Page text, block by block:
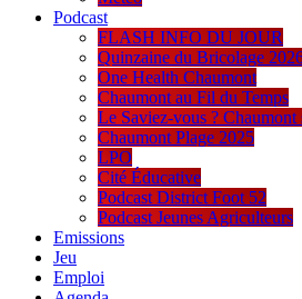
Podcast
FLASH INFO DU JOUR
Quinzaine du Bricolage
One Health Chaumont
Chaumont au Fil du Temps
Le Saviez-vous ? Chaumont
Chaumont Plage 2025
LPO
Cité Éducative
Podcast District Foot 52
Podcast Jeunes Agriculteurs
Emissions
Jeu
Emploi